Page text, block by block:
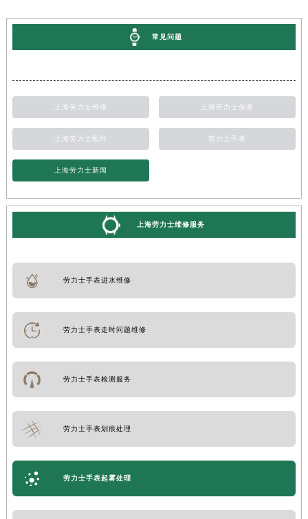
常见问题
上海劳力士维修 上海劳力士保养
上海劳力士配件 劳力士手表
上海劳力士新闻
上海劳力士维修服务
劳力士手表进水维修
劳力士手表走时问题维修
劳力士手表检测服务
劳力士手表划痕处理
劳力士手表起雾处理